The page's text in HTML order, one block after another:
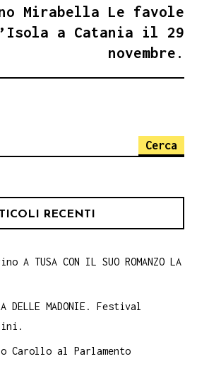
Mirabella Le favole
a Catania il 29
novembre.
RECENTI
A TUSA CON IL SUO ROMANZO LA
DELLE MADONIE. Festival
Carollo al Parlamento